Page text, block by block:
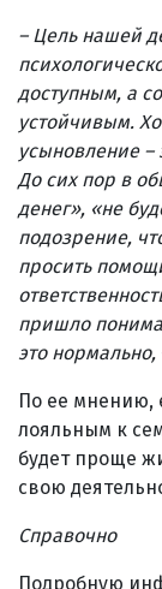
– Цель нашей
доступным, а
устойчивым.
усыновление –
До сих пор в
денег», «не
подозрение,
просить
пришло
это нормально,
По ее мнению,
лояльным к
будет проще
свою
Справочно
Подробную